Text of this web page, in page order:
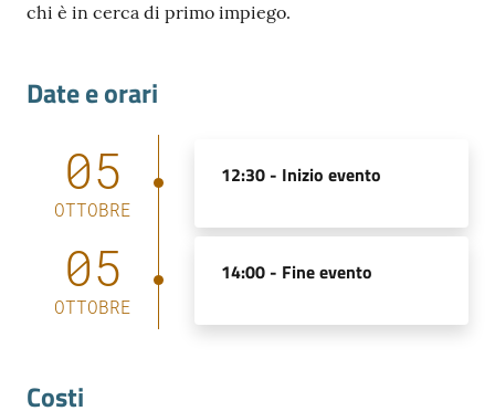
chi è in cerca di primo impiego.
Date e orari
05
OTTOBRE
12:30 - Inizio evento
05
OTTOBRE
14:00 - Fine evento
Costi